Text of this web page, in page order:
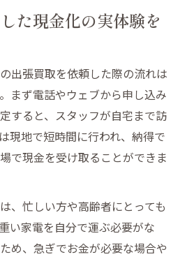
た現金化の実体験を
出張買取を依頼した際の流れは
まず電話やウェブから申し込み
すると、スタッフが自宅まで訪
現地で短時間に行われ、納得で
で現金を受け取ることができま
、忙しい方や高齢者にとっても
い家電を自分で運ぶ必要がな
め、急ぎでお金が必要な場合や